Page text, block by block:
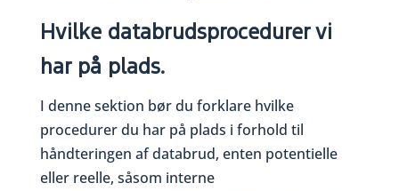
Hvilke databrudsprocedurer vi
har på plads.
I denne sektion bør du forklare hvilke
procedurer du har på plads i forhold til
håndteringen af databrud, enten potentielle
eller reelle, såsom interne